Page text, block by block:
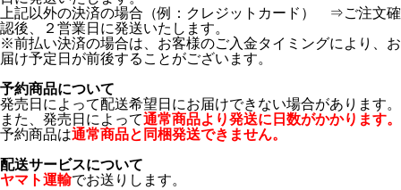
上記以外の決済の場合（例：クレジットカード） ⇒ご注文確
認後、２営業日に発送いたします。
※前払い決済の場合は、お客様のご入金タイミングにより、お
届け予定日が前後することがございます。
予約商品について
発売日によって配送希望日にお届けできない場合があります。
また、発売日によって通常商品より発送に日数がかかります。
予約商品は通常商品と同梱発送できません。
配送サービスについて
ヤマト運輸でお送りします。